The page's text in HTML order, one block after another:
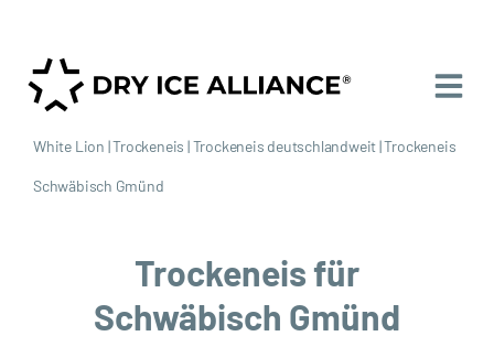
White Lion |Trockeneis |Trockeneis deutschlandweit|Trockeneis
Schwäbisch Gmünd
Trockeneis für
Schwäbisch Gmünd